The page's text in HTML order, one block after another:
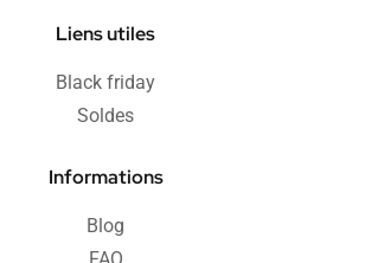
Liens utiles
Black friday
Soldes
Informations
Blog